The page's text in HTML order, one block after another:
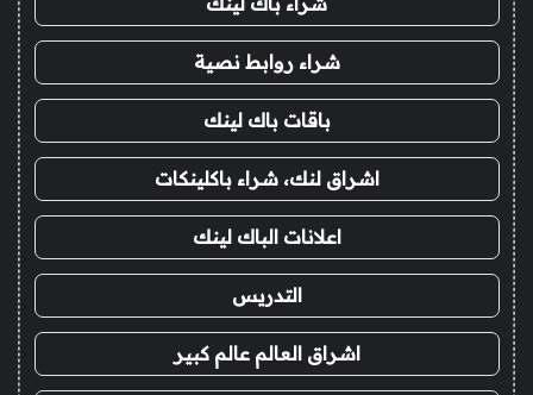
شراء روابط نصية
باقات باك لينك
اشراق لنك، شراء باكلينكات
اعلانات الباك لينك
التدريس
اشراق العالم عالم كبير